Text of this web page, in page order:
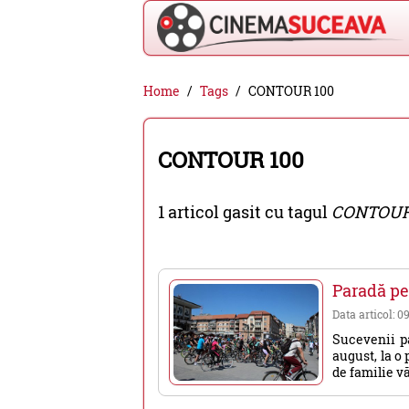
Cinema
Suceava
-
filme
cinema,
evenimente
din
Suceava
Home Tags CONTOUR 100
CONTOUR 100
1 articol gasit cu tagul
Paradă
Data articol:
Sucevenii
august, la o
de familie